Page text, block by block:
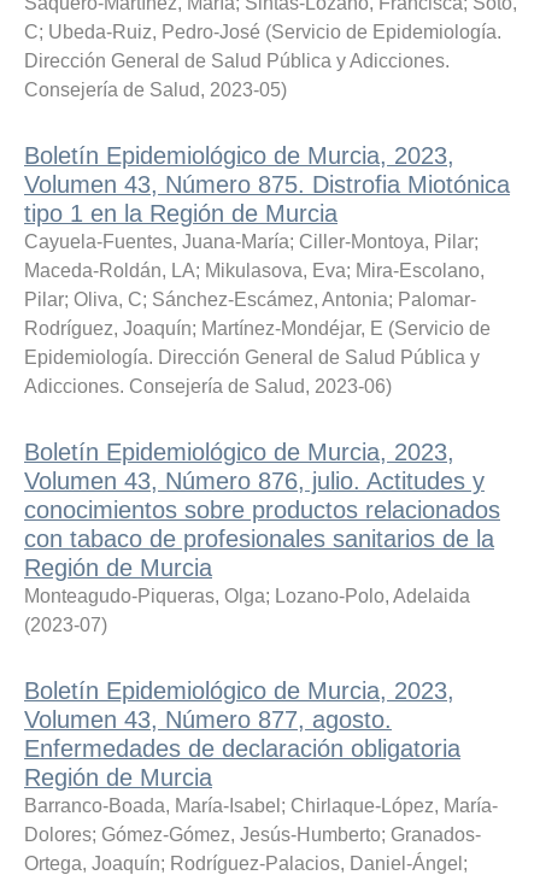
C; Ubeda-Ruiz, Pedro-José (Servicio de Epidemiología.
Dirección General de Salud Pública y Adicciones.
Consejería de Salud, 2023-05)
Boletín Epidemiológico de Murcia, 2023,
Volumen 43, Número 875. Distrofia Miotónica
tipo 1 en la Región de Murcia
Cayuela-Fuentes, Juana-María; Ciller-Montoya, Pilar;
Maceda-Roldán, LA; Mikulasova, Eva; Mira-Escolano,
Pilar; Oliva, C; Sánchez-Escámez, Antonia; Palomar-
Rodríguez, Joaquín; Martínez-Mondéjar, E (Servicio de
Epidemiología. Dirección General de Salud Pública y
Adicciones. Consejería de Salud, 2023-06)
Boletín Epidemiológico de Murcia, 2023,
Volumen 43, Número 876, julio. Actitudes y
conocimientos sobre productos relacionados
con tabaco de profesionales sanitarios de la
Región de Murcia
Monteagudo-Piqueras, Olga; Lozano-Polo, Adelaida
(2023-07)
Boletín Epidemiológico de Murcia, 2023,
Volumen 43, Número 877, agosto.
Enfermedades de declaración obligatoria
Región de Murcia
Barranco-Boada, María-Isabel ; Chirlaque-López, María-
Dolores; Gómez-Gómez, Jesús-Humberto; Granados-
Ortega, Joaquín; Rodríguez-Palacios, Daniel-Ángel ;